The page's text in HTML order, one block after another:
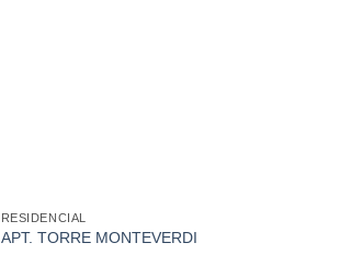
RESIDENCIAL
APT. TORRE MONTEVERDI